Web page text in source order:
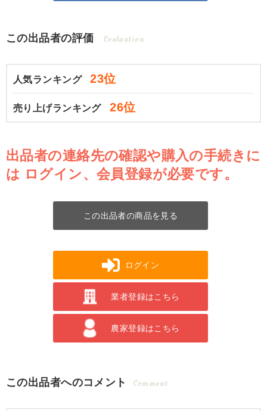
この出品者の評価 Evaluation
人気ランキング 23位
売り上げランキング 26位
出品者の連絡先の確認や購入の手続きに
は ログイン、会員登録が必要です。
この出品者の商品を見る
ログイン
業者登録はこちら
農家登録はこちら
この出品者へのコメント Comment